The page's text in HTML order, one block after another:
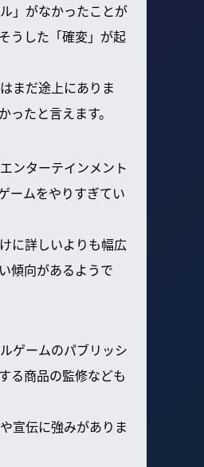
」がなかったことが
うした「確変」が起
まだ途上にありま
たと言えます。
ンターテインメント
ームをやりすぎてい
に詳しいよりも幅広
傾向があるようで
ゲームのパブリッシ
る商品の監修なども
宣伝に強みがありま